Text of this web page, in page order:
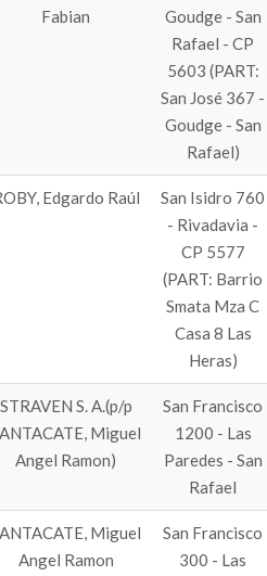
Fabian
Goudge - San
Rafael - CP
5603 (PART:
San José 367 -
Goudge - San
Rafael)
Edgardo Raúl
San Isidro 760
- Rivadavia -
CP 5577
(PART: Barrio
Smata Mza C
Casa 8 Las
Heras)
STRAVEN S. A.(p/p
Miguel
Angel Ramon)
San Francisco
1200 - Las
Paredes - San
Rafael
Miguel
Angel Ramon
San Francisco
300 - Las